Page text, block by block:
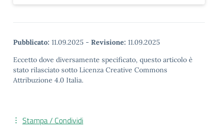
Pubblicato: 11.09.2025 - Revisione: 11.09.2025
Eccetto dove diversamente specificato, questo articolo è
stato rilasciato sotto Licenza Creative Commons
Attribuzione 4.0 Italia.
Stampa / Condividi